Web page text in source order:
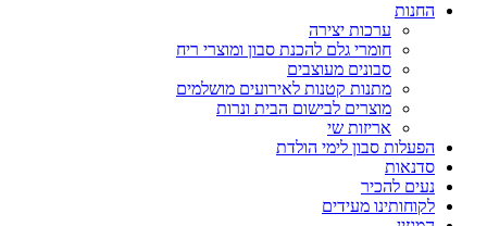
החנות
ערכות יצירה
חומרי גלם להכנת סבון ומוצרי ריח
סבונים מעוצבים
מתנות קטנות לאירועים מושלמים
מוצרים לבישום הבית ונרות
אריזות שי
הפעלות סבון לימי הולדת
סדנאות
נעים להכיר
לקוחותינו מעידים